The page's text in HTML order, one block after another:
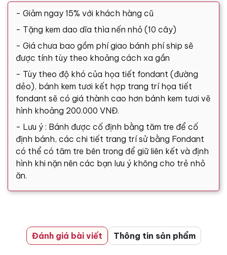
- Giảm ngay 15% với khách hàng cũ
- Tặng kem dao dĩa thìa nến nhỏ (10 cây)
- Giá chưa bao gồm phí giao bánh phí ship sẽ
được tính tùy theo khoảng cách xa gần
- Tùy theo độ khó của họa tiết fondant (đường
dẻo), bánh kem tươi kết hợp trang trí họa tiết
fondant sẽ có giá thành cao hơn bánh kem tươi vẽ
hình khoảng 200.000 VNĐ.
- Lưu ý : Bánh được cố định bằng tăm tre để cố
định bánh, các chi tiết trang trí sử bằng Fondant
có thể có tăm tre bên trong để giữ liên kết và định
hình khi nặn nên các bạn lưu ý không cho trẻ nhỏ
ăn.
Đánh giá bài viết Thông tin sản phẩm